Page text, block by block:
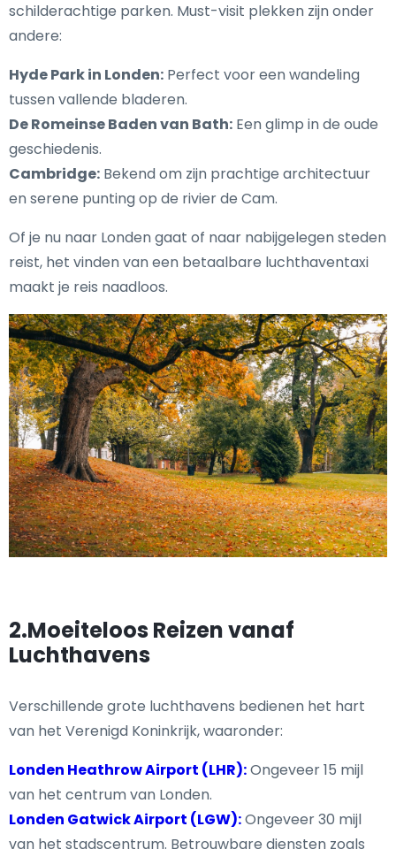
schilderachtige parken. Must-visit plekken zijn onder
andere:
Hyde Park in Londen: Perfect voor een wandeling
tussen vallende bladeren.
De Romeinse Baden van Bath: Een glimp in de oude
geschiedenis.
Cambridge: Bekend om zijn prachtige architectuur
en serene punting op de rivier de Cam.
Of je nu naar Londen gaat of naar nabijgelegen steden
reist, het vinden van een betaalbare luchthaventaxi
maakt je reis naadloos.
2.Moeiteloos Reizen vanaf
Luchthavens
Verschillende grote luchthavens bedienen het hart
van het Verenigd Koninkrijk, waaronder:
Londen Heathrow Airport (LHR):Ongeveer 15 mijl
van het centrum van Londen.
Londen Gatwick Airport (LGW):Ongeveer 30 mijl
van het stadscentrum. Betrouwbare diensten zoals